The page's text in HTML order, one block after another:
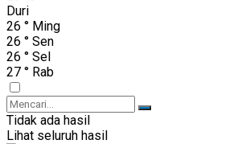
Duri
26 ° Ming
26 ° Sen
26 ° Sel
27 ° Rab
Tidak ada hasil
Lihat seluruh hasil